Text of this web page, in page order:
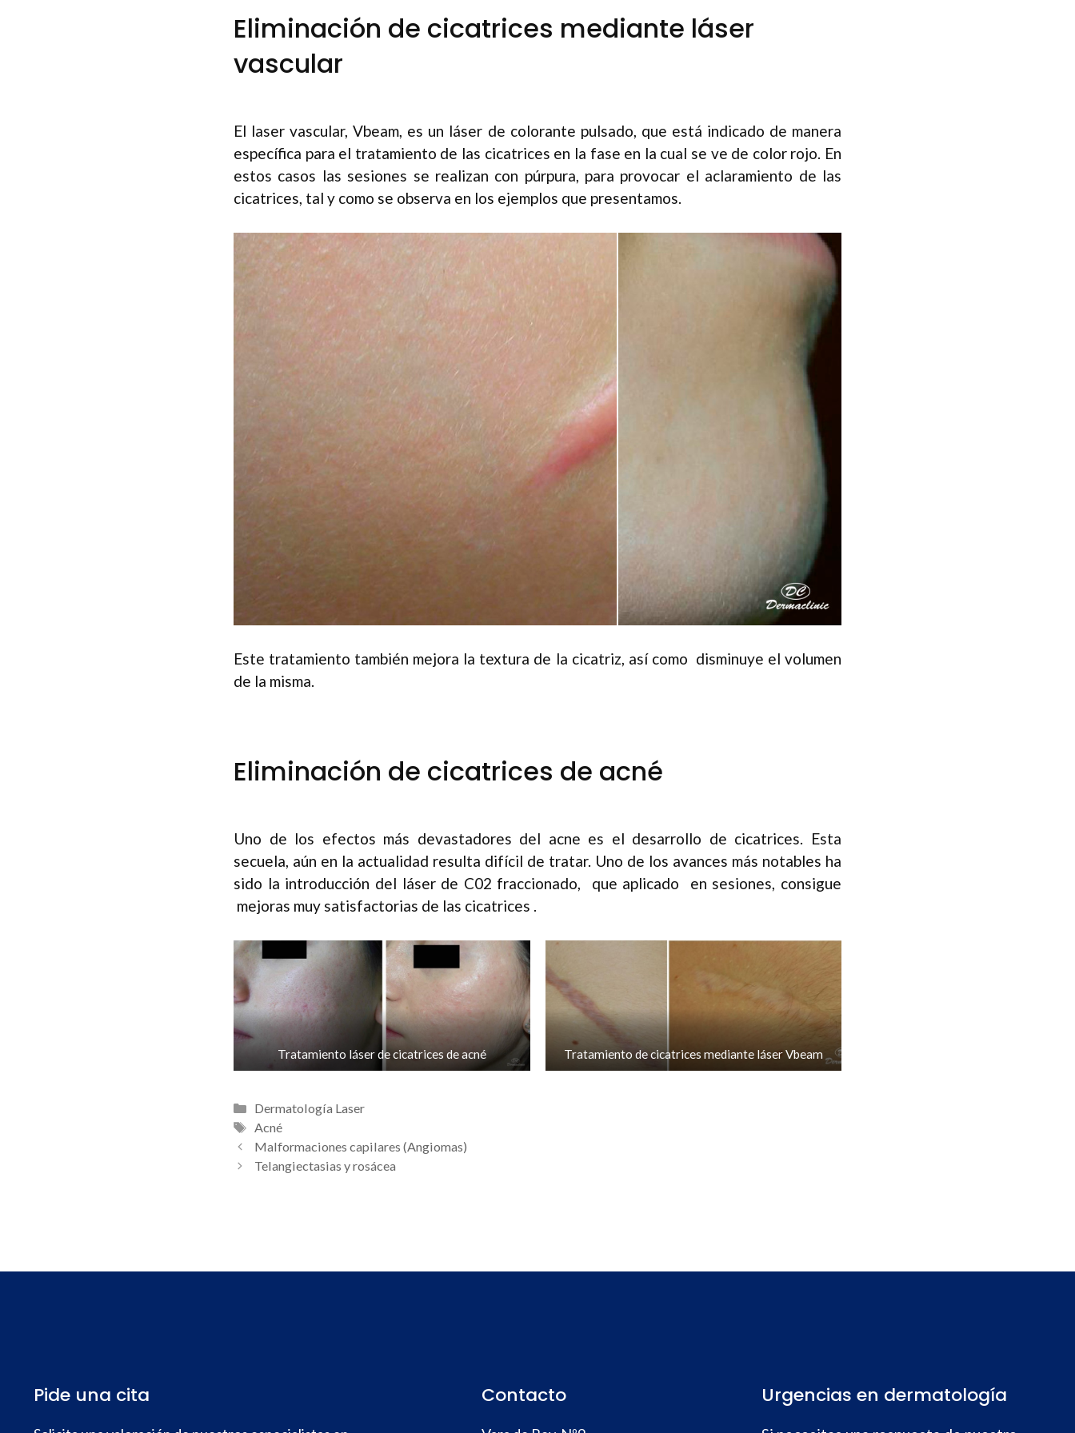
Eliminación de cicatrices mediante láser
vascular
El laser vascular, Vbeam, es un láser de colorante pulsado, que está indicado de manera
específica para el tratamiento de las cicatrices en la fase en la cual se ve de color rojo. En
estos casos las sesiones se realizan con púrpura, para provocar el aclaramiento de las
cicatrices, tal y como se observa en los ejemplos que presentamos.
Este tratamiento también mejora la textura de la cicatriz, así como disminuye el volumen
de la misma.
Eliminación de cicatrices de acné
Uno de los efectos más devastadores del acne es el desarrollo de cicatrices. Esta
secuela, aún en la actualidad resulta difícil de tratar. Uno de los avances más notables ha
sido la introducción del láser de C02 fraccionado, que aplicado en sesiones, consigue
mejoras muy satisfactorias de las cicatrices .
Tratamiento láser de cicatrices de acné Tratamiento de cicatrices mediante láser Vbeam
Categorías
Dermatología Laser
Etiquetas
Acné
Navegación
de
Malformaciones capilares (Angiomas)
Telangiectasias y rosácea
Pide una cita Contacto Urgencias en dermatología